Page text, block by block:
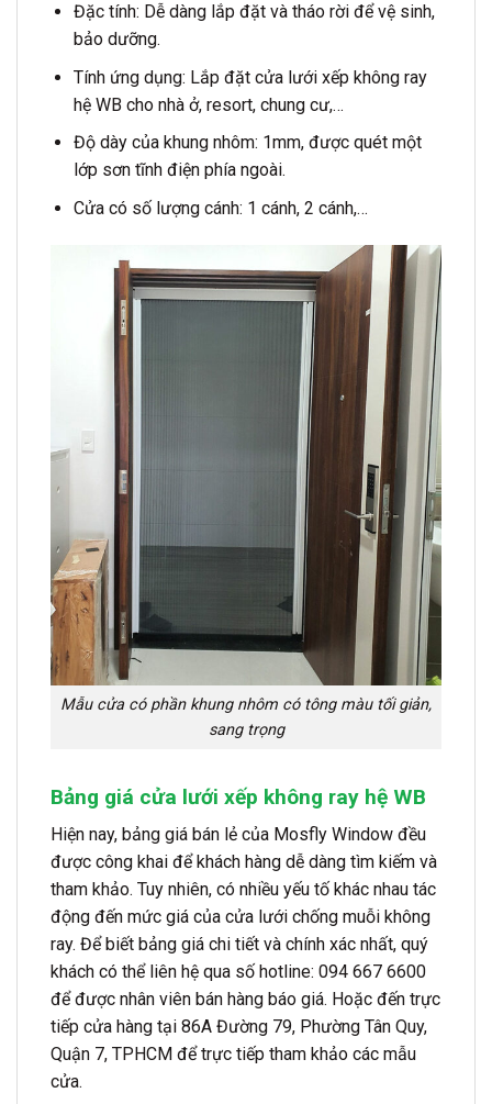
Đặc tính: Dễ dàng lắp đặt và tháo rời để vệ sinh,
bảo dưỡng.
Tính ứng dụng: Lắp đặt cửa lưới xếp không ray
hệ WB cho nhà ở, resort, chung cư,…
Độ dày của khung nhôm: 1mm, được quét một
lớp sơn tĩnh điện phía ngoài.
Cửa có số lượng cánh: 1 cánh, 2 cánh,…
Mẫu cửa có phần khung nhôm có tông màu tối giản,
sang trọng
Bảng giá cửa lưới xếp không ray hệ WB
Hiện nay, bảng giá bán lẻ của Mosfly Window đều
được công khai để khách hàng dễ dàng tìm kiếm và
tham khảo. Tuy nhiên, có nhiều yếu tố khác nhau tác
động đến mức giá của cửa lưới chống muỗi không
ray. Để biết bảng giá chi tiết và chính xác nhất, quý
khách có thể liên hệ qua số hotline: 094 667 6600
để được nhân viên bán hàng báo giá. Hoặc đến trực
tiếp cửa hàng tại 86A Đường 79, Phường Tân Quy,
Quận 7, TPHCM để trực tiếp tham khảo các mẫu
cửa.